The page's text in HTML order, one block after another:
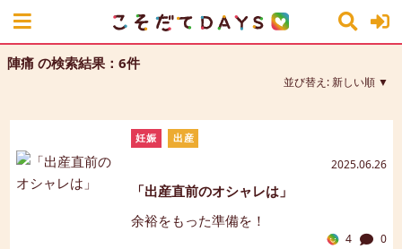
陣痛 の検索結果：6件
並び替え:新しい順
「出産直前のオシャレは」
余裕をもった準備を！
妊娠 出産
2025.06.26
4 0